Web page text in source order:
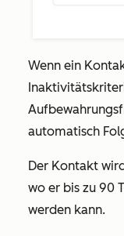
Wenn ein
automatisch
Der Kontakt
wo er bis zu 90
werden kann.